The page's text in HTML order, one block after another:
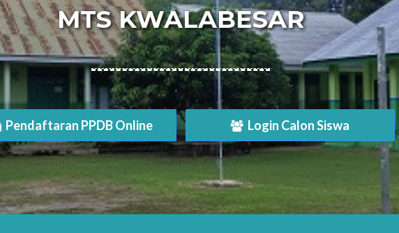
MTS KWALABESAR
Pendaftaran PPDB Online Login Calon Siswa